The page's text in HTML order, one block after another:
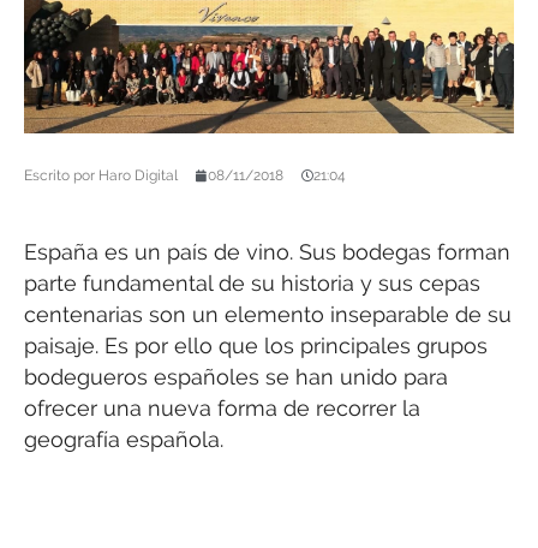
Escrito por Haro Digital 08/11/2018 21:04
España es un país de vino. Sus bodegas forman
parte fundamental de su historia y sus cepas
centenarias son un elemento inseparable de su
paisaje. Es por ello que los principales grupos
bodegueros españoles se han unido para
ofrecer una nueva forma de recorrer la
geografía española.